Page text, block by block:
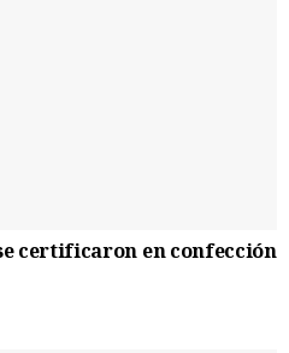
certificaron en confección